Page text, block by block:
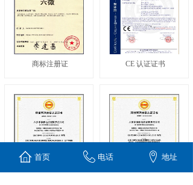
商标注册证 CE 认证证书
首页 电话 地址